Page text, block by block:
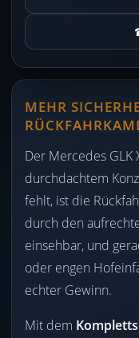
MEHR
Der Mercedes GLK
durchdachtem
fehlt, ist die
durch den
einsehbar, und
oder engen
echter Gewinn.
Mit dem